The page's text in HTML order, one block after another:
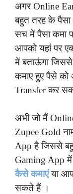
अगर Online
बहुत तरह के पैसा
सच में पैसा कमा
आपको यहां पर
में बताऊंगा
कमाए हुए पैसे को
Transfer कर
अभी जो मैं
Zupee Gold
App है जिससे
Gaming App
कैसे कमाएं या
सकते हैं ।